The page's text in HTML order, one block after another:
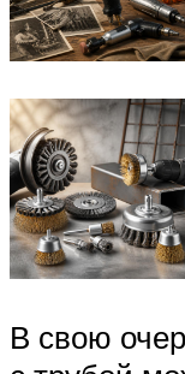
В свою